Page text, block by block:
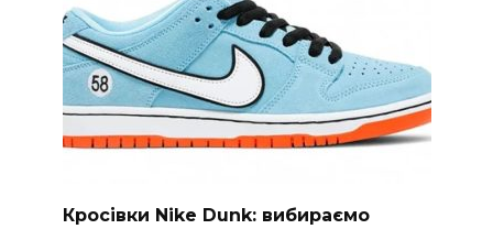
Кросівки Nike Dunk: вибираємо